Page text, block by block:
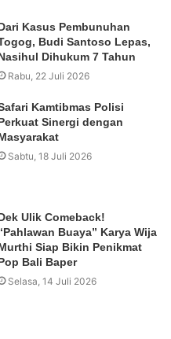
Kasus Pembunuhan
Budi Santoso Lepas,
Dihukum 7 Tahun
Rabu, 22 Juli 2026
Kamtibmas Polisi
Sinergi dengan
Sabtu, 18 Juli 2026
Ulik Comeback!
Buaya” Karya Wija
Siap Bikin Penikmat
Bali Baper
Selasa, 14 Juli 2026